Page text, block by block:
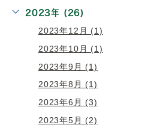
2023年 (26)
2023年12月 (1)
2023年10月 (1)
2023年9月 (1)
2023年8月 (1)
2023年6月 (3)
2023年5月 (2)